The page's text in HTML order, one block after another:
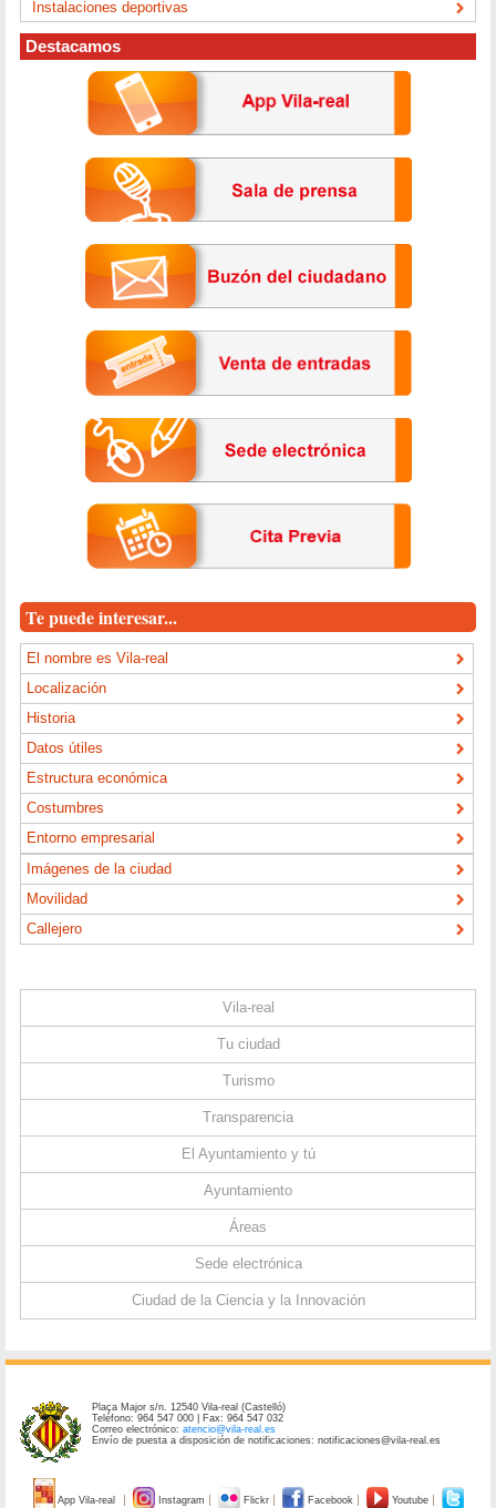
Instalaciones deportivas
Destacamos
Te puede interesar...
El nombre es Vila-real
Localización
Historia
Datos útiles
Estructura económica
Costumbres
Entorno empresarial
Imágenes de la ciudad
Movilidad
Callejero
Vila-real
Tu ciudad
Turismo
Transparencia
El Ayuntamiento y tú
Ayuntamiento
Áreas
Sede electrónica
Ciudad de la Ciencia y la Innovación
Plaça Major s/n. 12540 Vila-real (Castelló)
Teléfono: 964 547 000 | Fax: 964 547 032
Correo electrónico:atencio@vila-real.es
Envío de puesta a disposición de notificaciones: notificaciones@vila-real.es
App Vila-real Instagram Flickr Facebook Youtube